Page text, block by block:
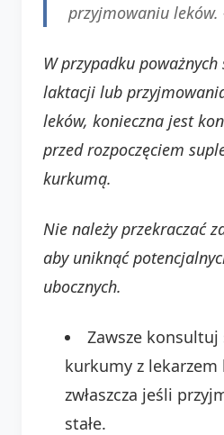
przyjmowaniu leków.
W przypadku poważnych
laktacji lub
leków, konieczna jest
przed rozpoczęciem
kurkumą.
Nie należy przekraczać
aby uniknąć
ubocznych.
Zawsze
kurkumy z
zwłaszcza jeśli
stałe.